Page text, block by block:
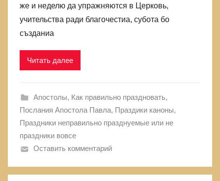
же и неделю да упражняются в Церковь,
учительства ради благочестиа, субота бо
създаниа
Читать далее
Апостолы, Как правильно праздновать,
Послания Апостола Павла, Праздики каноны,
Праздники неправильно празднуемые или не
праздники вовсе
Оставить комментарий